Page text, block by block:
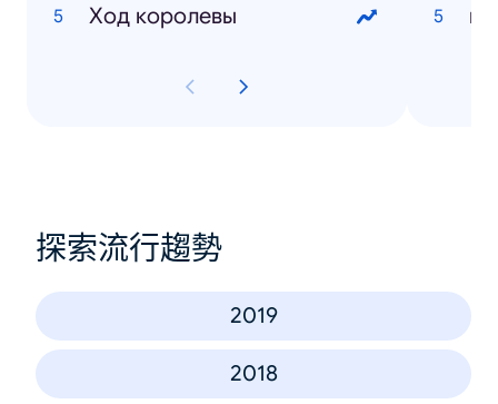
Ход королевы
探索流行趨勢
2019
2018